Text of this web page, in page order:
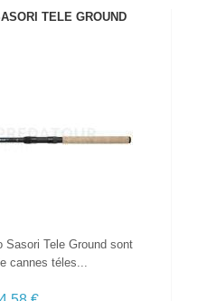
TELE GROUND
Sasori Tele Ground sont
cannes téles...